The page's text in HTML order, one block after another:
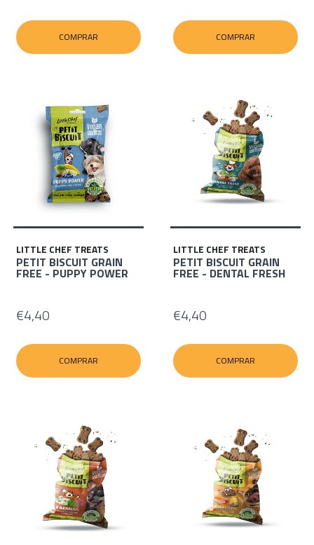
COMPRAR COMPRAR
LITTLE CHEF TREATS
PETIT BISCUIT GRAIN
FREE - PUPPY POWER
€4,40
COMPRAR
LITTLE CHEF TREATS
PETIT BISCUIT GRAIN
FREE - DENTAL FRESH
€4,40
COMPRAR